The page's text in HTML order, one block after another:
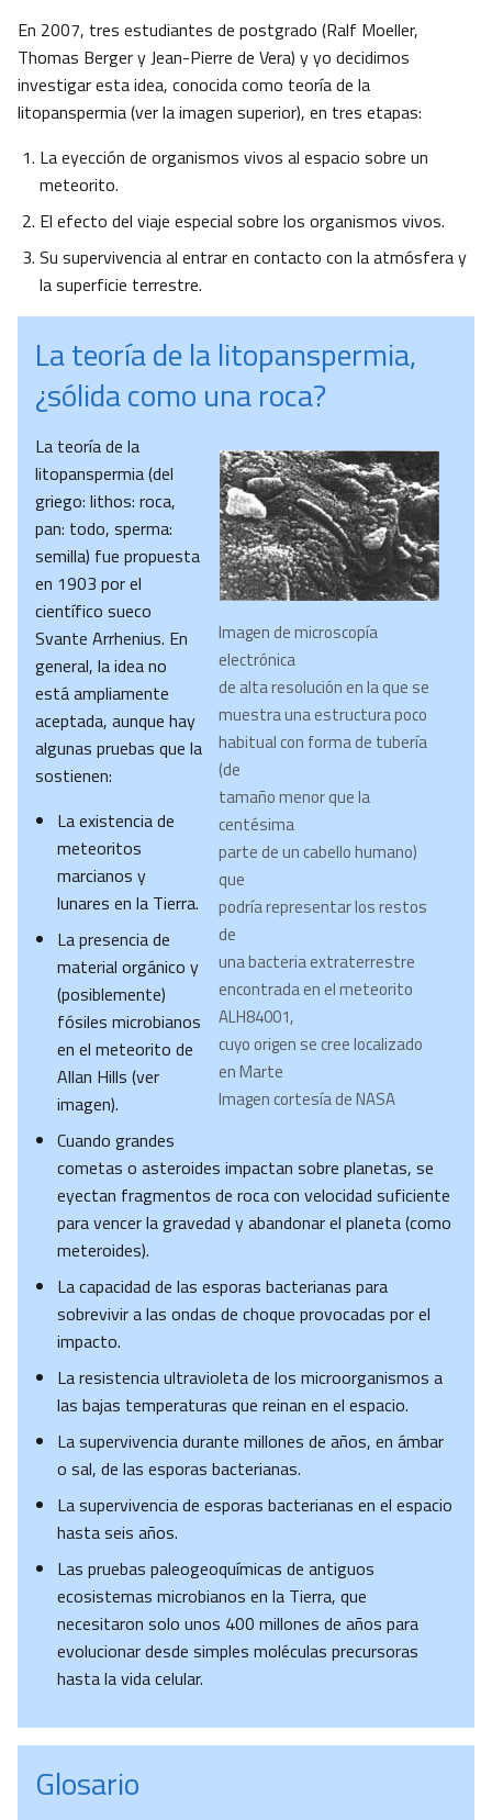
En 2007, tres estudiantes de postgrado (Ralf Moeller,
Thomas Berger y Jean-Pierre de Vera) y yo decidimos
investigar esta idea, conocida como teoría de la
litopanspermia (ver la imagen superior), en tres etapas:
La eyección de organismos vivos al espacio sobre un
meteorito.
El efecto del viaje especial sobre los organismos vivos.
Su supervivencia al entrar en contacto con la atmósfera y
la superficie terrestre.
La teoría de la litopanspermia,
¿sólida como una roca?
Imagen de microscopía
electrónica
de alta resolución en la que se
muestra una estructura poco
habitual con forma de tubería
(de
tamaño menor que la
centésima
parte de un cabello humano)
que
podría representar los restos
de
una bacteria extraterrestre
encontrada en el meteorito
ALH84001,
cuyo origen se cree localizado
en Marte
Imagen cortesía de NASA
La teoría de la
litopanspermia (del
griego: lithos: roca,
pan: todo, sperma:
semilla) fue propuesta
en 1903 por el
científico sueco
Svante Arrhenius. En
general, la idea no
está ampliamente
aceptada, aunque hay
algunas pruebas que la
sostienen:
La existencia de
meteoritos
marcianos y
lunares en la Tierra.
La presencia de
material orgánico y
(posiblemente)
fósiles microbianos
en el meteorito de
Allan Hills (ver
imagen).
Cuando grandes
cometas o asteroides impactan sobre planetas, se
eyectan fragmentos de roca con velocidad suficiente
para vencer la gravedad y abandonar el planeta (como
meteroides).
La capacidad de las esporas bacterianas para
sobrevivir a las ondas de choque provocadas por el
impacto.
La resistencia ultravioleta de los microorganismos a
las bajas temperaturas que reinan en el espacio.
La supervivencia durante millones de años, en ámbar
o sal, de las esporas bacterianas.
La supervivencia de esporas bacterianas en el espacio
hasta seis años.
Las pruebas paleogeoquímicas de antiguos
ecosistemas microbianos en la Tierra, que
necesitaron solo unos 400 millones de años para
evolucionar desde simples moléculas precursoras
hasta la vida celular.
Glosario